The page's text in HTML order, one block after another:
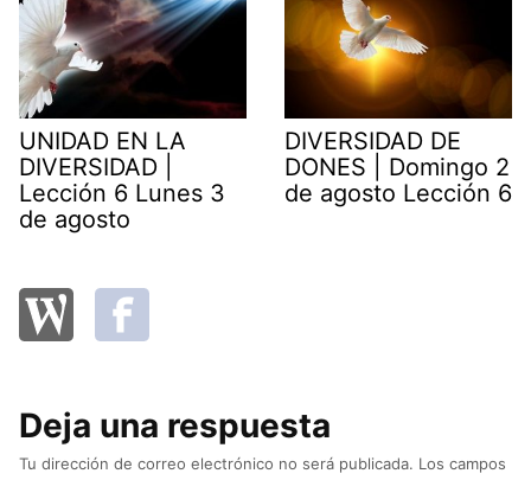
UNIDAD EN LA
DIVERSIDAD |
Lección 6 Lunes 3
de agosto
DIVERSIDAD DE
DONES | Domingo 2
de agosto Lección 6
Deja una respuesta
Tu dirección de correo electrónico no será publicada. Los campos